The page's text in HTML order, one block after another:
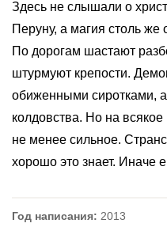
Здесь не слышали о
Перуну, а магия столь же
По дорогам шастают
штурмуют крепости.
обиженными сиротками,
колдовства. Но на всякое
не менее сильное.
хорошо это знает. Иначе
Год написания: 2013